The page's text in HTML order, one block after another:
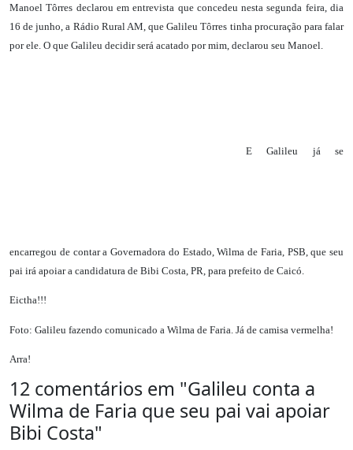
Manoel Tôrres declarou em entrevista que concedeu nesta segunda feira, dia
16 de junho, a Rádio Rural AM, que Galileu Tôrres tinha procuração para falar
por ele. O que Galileu decidir será acatado por mim, declarou seu Manoel.
E Galileu já se
encarregou de contar a Governadora do Estado, Wilma de Faria, PSB, que seu
pai irá apoiar a candidatura de Bibi Costa, PR, para prefeito de Caicó.
Eictha!!!
Foto: Galileu fazendo comunicado a Wilma de Faria. Já de camisa vermelha!
Arra!
12 comentários em "Galileu conta a
Wilma de Faria que seu pai vai apoiar
Bibi Costa"